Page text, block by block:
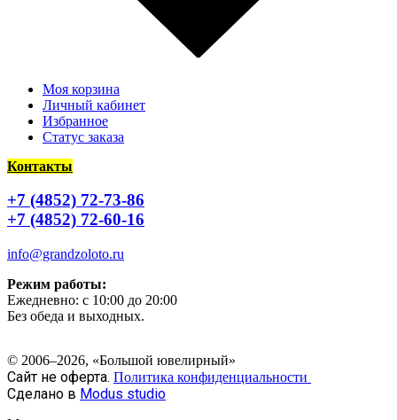
Моя корзина
Личный кабинет
Избранное
Статус заказа
Контакты
+7 (4852) 72-73-86
+7 (4852) 72-60-16
info@grandzoloto.ru
Режим работы:
Ежедневно: с 10:00 до 20:00
Без обеда и выходных.
© 2006–2026, «Большой ювелирный»
Сайт не оферта. Политика конфиденциальности
Сделано в Modus studio